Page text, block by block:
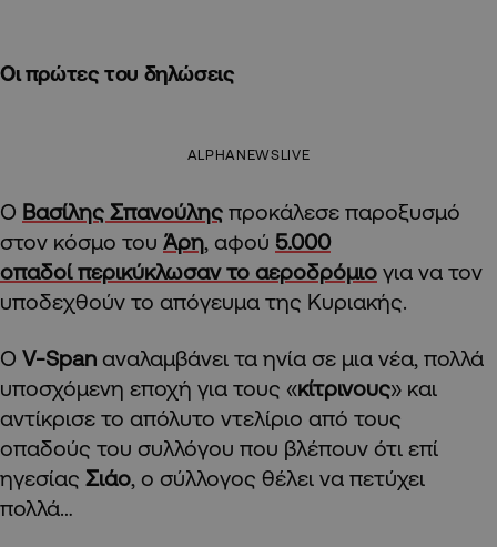
Οι πρώτες του δηλώσεις
ALPHANEWSLIVE
Ο Βασίλης Σπανούλης προκάλεσε παροξυσμό
στον κόσμο του Άρη, αφού 5.000
οπαδοί περικύκλωσαν το αεροδρόμιο για να τον
υποδεχθούν το απόγευμα της Κυριακής.
Ο V-Span αναλαμβάνει τα ηνία σε μια νέα, πολλά
υποσχόμενη εποχή για τους «κίτρινους» και
αντίκρισε το απόλυτο ντελίριο από τους
οπαδούς του συλλόγου που βλέπουν ότι επί
ηγεσίας Σιάο, ο σύλλογος θέλει να πετύχει
πολλά…